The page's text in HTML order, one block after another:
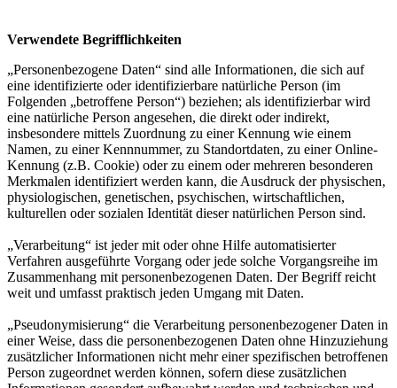
Verwendete Begrifflichkeiten
„Personenbezogene Daten“ sind alle Informationen, die sich auf
eine identifizierte oder identifizierbare natürliche Person (im
Folgenden „betroffene Person“) beziehen; als identifizierbar wird
eine natürliche Person angesehen, die direkt oder indirekt,
insbesondere mittels Zuordnung zu einer Kennung wie einem
Namen, zu einer Kennnummer, zu Standortdaten, zu einer Online-
Kennung (z.B. Cookie) oder zu einem oder mehreren besonderen
Merkmalen identifiziert werden kann, die Ausdruck der physischen,
physiologischen, genetischen, psychischen, wirtschaftlichen,
kulturellen oder sozialen Identität dieser natürlichen Person sind.
„Verarbeitung“ ist jeder mit oder ohne Hilfe automatisierter
Verfahren ausgeführte Vorgang oder jede solche Vorgangsreihe im
Zusammenhang mit personenbezogenen Daten. Der Begriff reicht
weit und umfasst praktisch jeden Umgang mit Daten.
„Pseudonymisierung“ die Verarbeitung personenbezogener Daten in
einer Weise, dass die personenbezogenen Daten ohne Hinzuziehung
zusätzlicher Informationen nicht mehr einer spezifischen betroffenen
Person zugeordnet werden können, sofern diese zusätzlichen